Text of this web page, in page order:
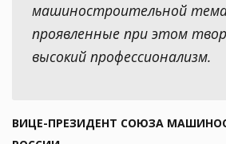
машиностроительной
проявленные при этом
высокий профессионализм.
ВИЦЕ-ПРЕЗИДЕНТ СОЮЗА